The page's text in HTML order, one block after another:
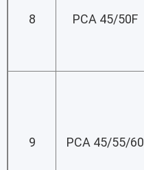
8 PCA 45/50F
9 PCA 45/55/60